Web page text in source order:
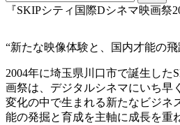
『SKIPシティ国際Dシネマ映画祭
“新たな映像体験と、国内才能の
2004年に埼玉県川口市で誕生した
画祭は、デジタルシネマにいち早
変化の中で生まれる新たなビジネ
能の発掘と育成を主軸に成長を重